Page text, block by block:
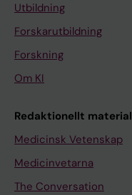
Utbildning
Forskarutbildning
Forskning
Om KI
Redaktionellt material
Medicinsk Vetenskap
Medicinvetarna
The Conversation